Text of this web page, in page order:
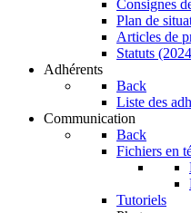
Consignes
Plan de
Articles de
Statuts
Adhérents
Back
Liste des
Communication
Back
Fichiers en
Tutoriels